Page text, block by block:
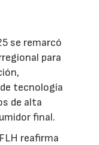
se remarcó
para
tecnología
de alta
final.
reafirma